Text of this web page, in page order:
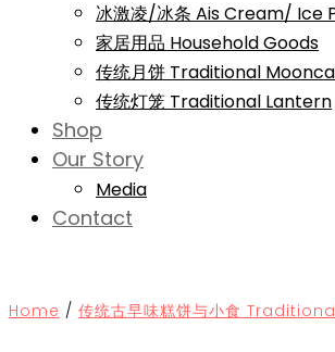
冰激凌/冰条 Ais Cream/ Ice
家居用品 Household Goods
传统月饼 Traditional
传统灯笼 Traditional Lantern
Shop
Our Story
Media
Contact
Home / 传统古早味糕饼与小食